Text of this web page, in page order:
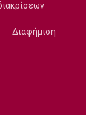
Μπούγκι
Διαφήμιση